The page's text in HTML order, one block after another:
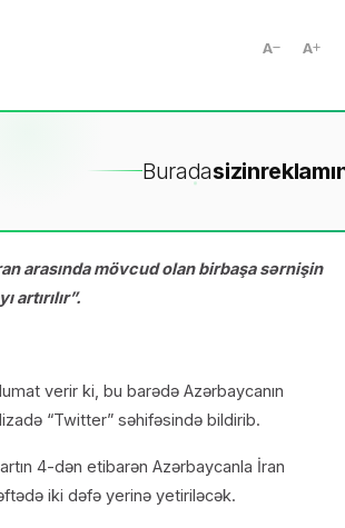
A A
Buradasizin
arasında mövcud olan birbaşa sərnişin
artırılır”.
verir ki, bu barədə Azərbaycanın
“Twitter” səhifəsində bildirib.
4-dən etibarən Azərbaycanla İran
iki dəfə yerinə yetiriləcək.